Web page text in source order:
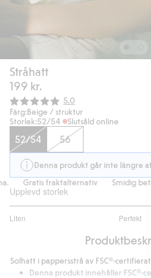
Stråhatt
199 kr.
Snittbetyg:
5.0
Färg:Beige / struktur
Storlek:52/54 Slutsåld online
52/54 56
Denna produkt går inte längre
Gratis fraktalternativ
Smidig
Upplevd storlek
Liten Perfekt
utav
7
betyg
Solhatt i pappersstrå av FSC®-
Denna produkt innehåller FSC®-